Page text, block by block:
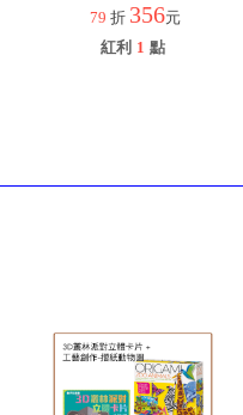
79 折 356元
紅利 1 點